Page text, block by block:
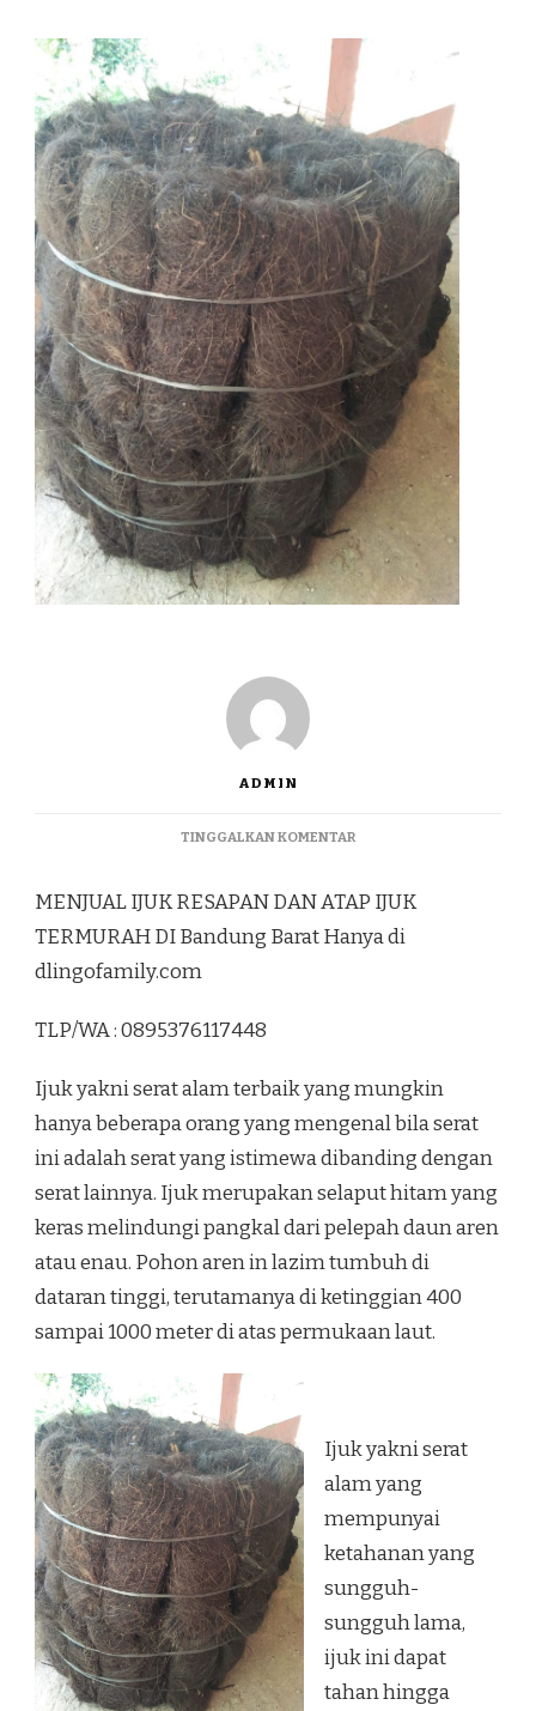
ADMIN
TINGGALKAN KOMENTARPADA
RESAPAN
ATAP
MENJUAL IJUK RESAPAN DAN ATAP IJUK
TERMURAH DI Bandung Barat Hanya di
dlingofamily.com
TLP/WA : 0895376117448
Ijuk yakni serat alam terbaik yang mungkin
hanya beberapa orang yang mengenal bila serat
ini adalah serat yang istimewa dibanding dengan
serat lainnya. Ijuk merupakan selaput hitam yang
keras melindungi pangkal dari pelepah daun aren
atau enau. Pohon aren in lazim tumbuh di
dataran tinggi, terutamanya di ketinggian 400
sampai 1000 meter di atas permukaan laut.
Ijuk yakni serat
alam yang
mempunyai
ketahanan yang
sungguh-
sungguh lama,
ijuk ini dapat
tahan hingga